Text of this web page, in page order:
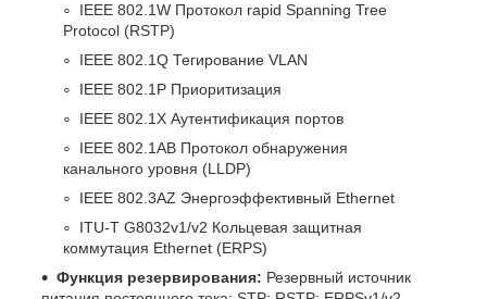
IEEE 802.1W Протокол rapid Spanning Tree
Protocol (RSTP)
IEEE 802.1Q Тегирование VLAN
IEEE 802.1P Приоритизация
IEEE 802.1X Аутентификация портов
IEEE 802.1AB Протокол обнаружения
канального уровня (LLDP)
IEEE 802.3AZ Энергоэффективный Ethernet
ITU-T G8032v1/v2 Кольцевая защитная
коммутация Ethernet (ERPS)
Функция резервирования: Резервный источник